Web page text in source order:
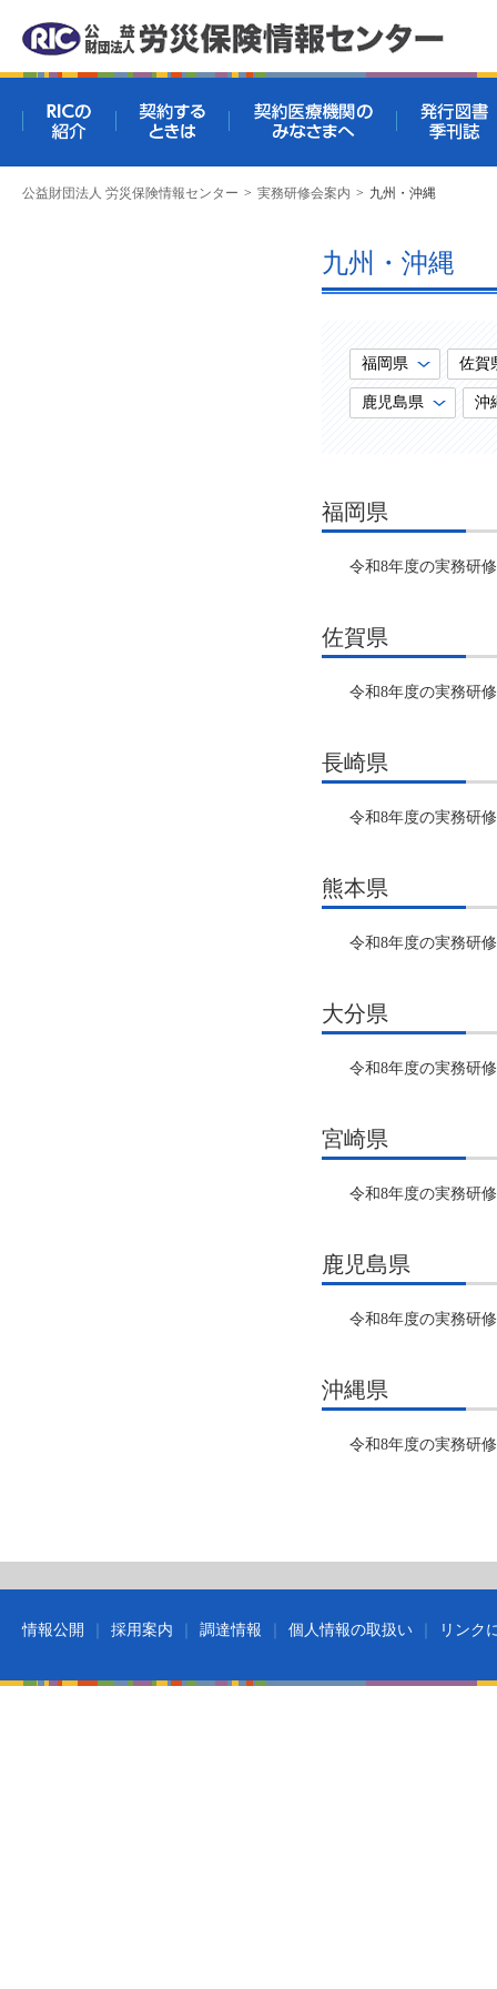
公益財団法人 労災保険情報センター > 実務研修会案内 > 九州・沖縄
九州・沖縄
福岡県 佐賀
鹿児島県 沖
福岡県
令和8年度の実務研
佐賀県
令和8年度の実務研
長崎県
令和8年度の実務研
熊本県
令和8年度の実務研
大分県
令和8年度の実務研
宮崎県
令和8年度の実務研
鹿児島県
令和8年度の実務研
沖縄県
令和8年度の実務研
情報公開 採用案内 調達情報 個人情報の取扱い リンク